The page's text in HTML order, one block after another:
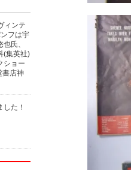
ィンテ
フは宇
氏、
(集英社)
ショー
書店神
た！